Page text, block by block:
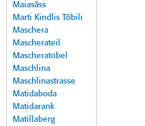
Maiasäss
Marti Kindlis Töbili
Maschera
Mascherateil
Mascheratobel
Maschlina
Maschlinastrasse
Matidaboda
Matidarank
Matillaberg